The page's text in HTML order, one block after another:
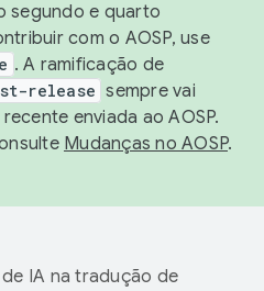
segundo e quarto
com o AOSP, use
. A ramificação de
release sempre vai
enviada ao AOSP.
Mudanças no AOSP.
IA na tradução de